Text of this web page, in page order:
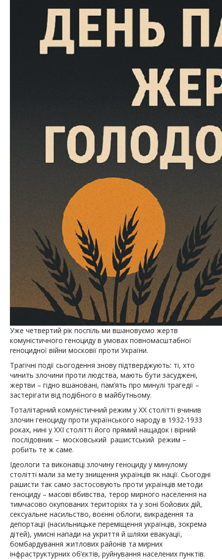
Уже четвертий рiк поспiль ми вшановуємо жертв
комунiстичного геноциду в умовах повномасштабної
rеноцидної вiйни московiї проти України.
Трагiчнi подiї сьогодення знову пiдтверджують: тi, хто
чинить злочини проти людства, мають бути засудженi,
жертви – гiдно вшанованi, пам’ять про минулi трагедiї –
застерiгати вiд подiбного в майбутньому.
Тоталiтарний комунiстичний режим у ХХ столiттi вчинив
злочин геноциду проти українського народу в 1932-1933
роках, нинi у XXI столiттi його прямий нащадок i вiрний
послiдовник – московський рашистський режим –
робить те ж саме.
Iдеологи та виконавцi злочину геноциду у минулому
столiттi мали за мету знищення українцiв як нації. Сьогоднi
рашисти так само застосовують проти українцiв методи
геноциду – масовi вбивства, терор мирного населення на
тимчасово окупованих територiях та у зонi бойових дiй,
сексуальне насильство, воєннi облоги, викрадення та
депортацiї (насильницьке перемiщення українцiв, зокрема
дiтей), умиснi напади на укриття й шляхи евакуацiї,
бомбардування житлових районiв та мирних
iнфраструктурних об’єктів, руйнування населених пунктів.